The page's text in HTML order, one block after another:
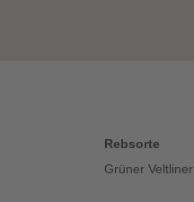
Rebsorte
Grüner Veltliner